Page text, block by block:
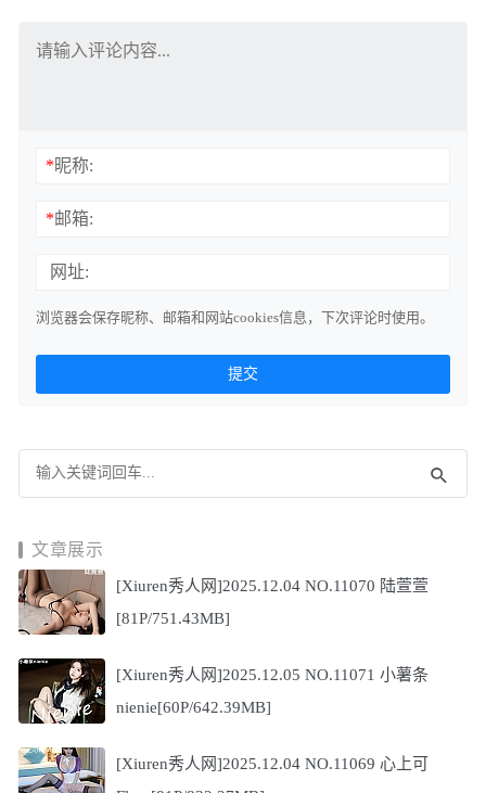
*昵称:
*邮箱:
网址:
浏览器会保存昵称、邮箱和网站cookies信息，下次评论时使用。
文章展示
[Xiuren秀人网]2025.12.04 NO.11070 陆萱萱
[81P/751.43MB]
[Xiuren秀人网]2025.12.05 NO.11071 小薯条
nienie[60P/642.39MB]
[Xiuren秀人网]2025.12.04 NO.11069 心上可